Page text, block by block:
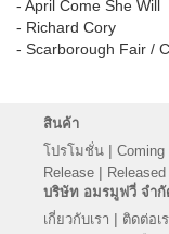
- April Come She Will
- Richard Cory
- Scarborough Fair /
สินค้า
โปรโมชั่น | Coming
Release |
บริษัท อมรมูฟวี่ จำกั
เกี่ยวกับเรา | ติดต่อเ